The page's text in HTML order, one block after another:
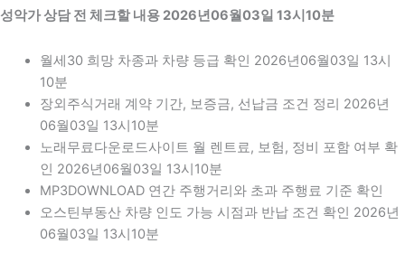
성악가 상담 전 체크할 내용 2026년06월03일 13시10분
월세30 희망 차종과 차량 등급 확인 2026년06월03일 13시
10분
장외주식거래 계약 기간, 보증금, 선납금 조건 정리 2026년
06월03일 13시10분
노래무료다운로드사이트 월 렌트료, 보험, 정비 포함 여부 확
인 2026년06월03일 13시10분
MP3DOWNLOAD 연간 주행거리와 초과 주행료 기준 확인
오스틴부동산 차량 인도 가능 시점과 반납 조건 확인 2026년
06월03일 13시10분